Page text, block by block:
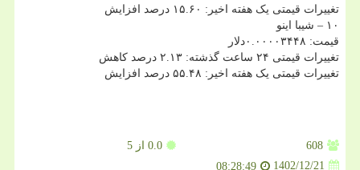
تغییرات قیمتی یک هفته اخیر: ۱۵.۶۰ درصد افزایش
۱۰ – شیبا اینو
قیمت: ۰.۰۰۰۰۳۴۴۸دلار
تغییرات قیمتی ۲۴ ساعت گذشته: ۲.۱۳ درصد کاهش
تغییرات قیمتی یک هفته اخیر: ۵۵.۴۸ درصد افزایش
608
0.0 از 5
1402/12/21
08:28:49